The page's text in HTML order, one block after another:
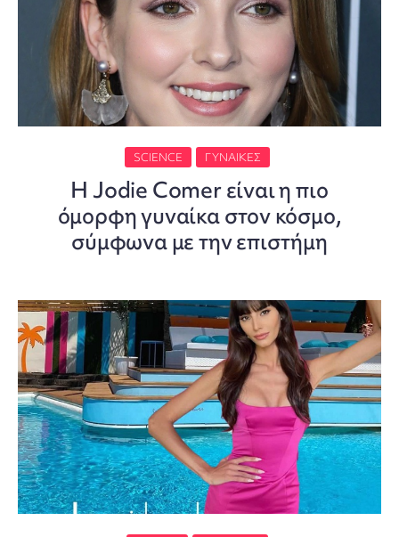
SCIENCE ΓΥΝΑΊΚΕΣ
Η Jodie Comer είναι η πιο
όμορφη γυναίκα στον κόσμο,
σύμφωνα με την επιστήμη